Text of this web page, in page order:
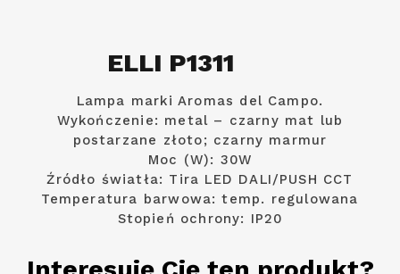
ELLI P1311
Lampa marki Aromas del Campo.
Wykończenie: metal – czarny mat lub
postarzane złoto; czarny marmur
Moc (W): 30W
Źródło światła: Tira LED DALI/PUSH CCT
Temperatura barwowa: temp. regulowana
Stopień ochrony: IP20